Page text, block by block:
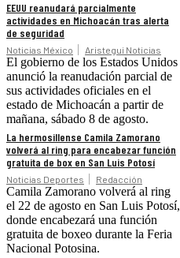
EEUU reanudará parcialmente
actividades en Michoacán tras alerta
de seguridad
Noticias México Aristegui Noticias
El gobierno de los Estados Unidos
anunció la reanudación parcial de
sus actividades oficiales en el
estado de Michoacán a partir de
mañana, sábado 8 de agosto.
La hermosillense Camila Zamorano
volverá al ring para encabezar función
gratuita de box en San Luis Potosí
Noticias Deportes Redacción
Camila Zamorano volverá al ring
el 22 de agosto en San Luis Potosí,
donde encabezará una función
gratuita de boxeo durante la Feria
Nacional Potosina.